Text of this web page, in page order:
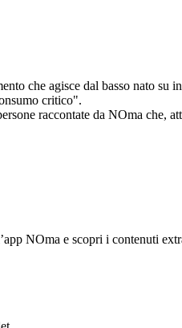
che agisce dal basso nato su
critico".
raccontate da NOma che,
NOma e scopri i contenuti